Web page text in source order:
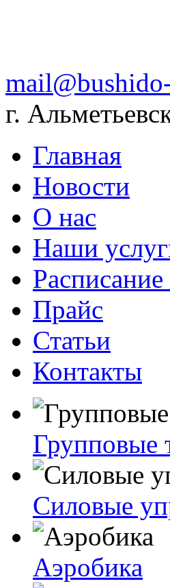
г.
Главная
Новости
О нас
Наши
Расписание
Прайс
Статьи
Контакты
Групповые
Силовые
Аэробика